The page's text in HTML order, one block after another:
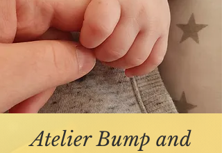
Atelier Bump and